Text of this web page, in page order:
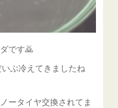
です🙇
ぶ冷えてきましたね
ータイヤ交換されてま